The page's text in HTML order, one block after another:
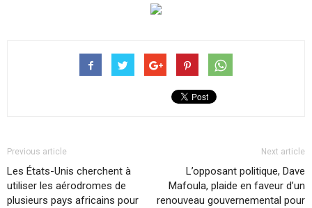
Previous article
Les États-Unis cherchent à
utiliser les aérodromes de
plusieurs pays africains pour
Next article
L’opposant politique, Dave
Mafoula, plaide en faveur d’un
renouveau gouvernemental pour